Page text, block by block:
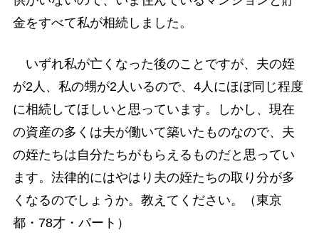
金をすべて私が相続しました。
いずれ私が亡くなった後のことですが、夫の姪
が2人、私の甥が2人いるので、4人にほぼ同じ程度
に相続してほしいと思っています。しかし、現在
の資産の多くは夫が働いて築いたものなので、夫
の姪たちは自分たちがもらえるものだと思ってい
ます。法律的にはやはり夫の姪たちの取り分が多
くなるのでしょうか。教えてください。（東京
都・78才・パート）